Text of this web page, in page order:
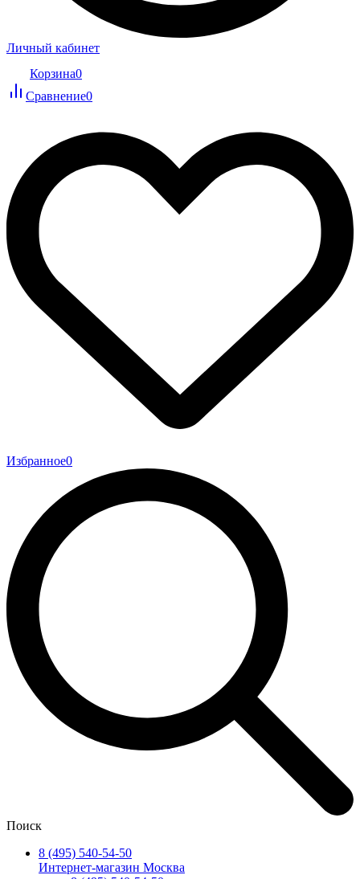
Личный кабинет
Корзина0
Сравнение0
Избранное0
Поиск
8 (495) 540-54-50
Интернет-магазин Москва